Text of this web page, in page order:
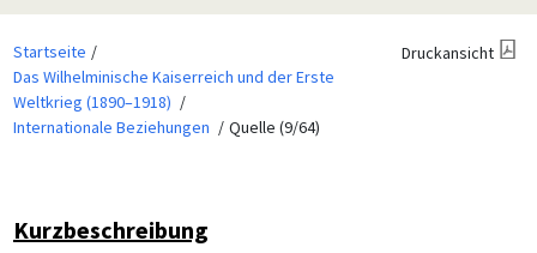
Startseite
Das Wilhelminische Kaiserreich und der Erste
Weltkrieg (1890–1918)
Internationale Beziehungen
Quelle (9/64)
Druckansicht
Kurzbeschreibung